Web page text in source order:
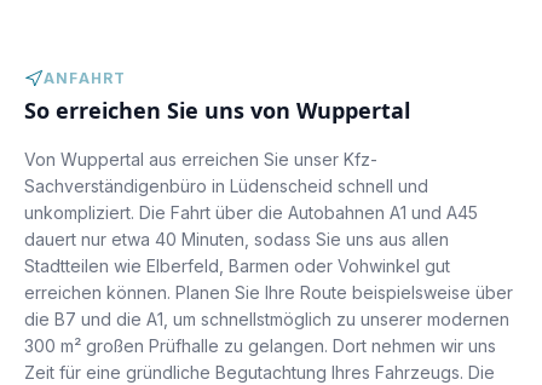
ANFAHRT
So erreichen Sie uns von Wuppertal
Von Wuppertal aus erreichen Sie unser Kfz-
Sachverständigenbüro in Lüdenscheid schnell und
unkompliziert. Die Fahrt über die Autobahnen A1 und A45
dauert nur etwa 40 Minuten, sodass Sie uns aus allen
Stadtteilen wie Elberfeld, Barmen oder Vohwinkel gut
erreichen können. Planen Sie Ihre Route beispielsweise über
die B7 und die A1, um schnellstmöglich zu unserer modernen
300 m² großen Prüfhalle zu gelangen. Dort nehmen wir uns
Zeit für eine gründliche Begutachtung Ihres Fahrzeugs. Die